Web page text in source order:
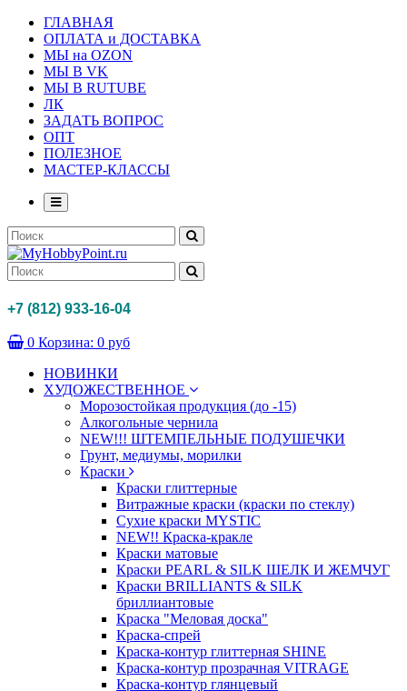
ГЛАВНАЯ
ОПЛАТА и ДОСТАВКА
МЫ на OZON
МЫ В VK
МЫ В RUTUBE
ЛК
ЗАДАТЬ ВОПРОС
ОПТ
ПОЛЕЗНОЕ
МАСТЕР-КЛАССЫ
+7 (812) 933-16-04
0 Корзина: 0 руб
НОВИНКИ
ХУДОЖЕСТВЕННОЕ
Морозостойкая продукция (до -15)
Алкогольные чернила
NEW!!! ШТЕМПЕЛЬНЫЕ ПОДУШЕЧКИ
Грунт, медиумы, морилки
Краски
Краски глиттерные
Витражные краски (краски по стеклу)
Сухие краски MYSTIC
NEW!! Краска-кракле
Краски матовые
Краски PEARL & SILK ШЕЛК И ЖЕМЧУГ
Краски BRILLIANTS & SILK
бриллиантовые
Краска "Меловая доска"
Краска-спрей
Краска-контур глиттерная SHINE
Краска-контур прозрачная VITRAGE
Краска-контур глянцевый